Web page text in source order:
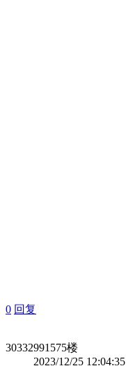
0 回复
30332991575楼
2023/12/25 12:04:35